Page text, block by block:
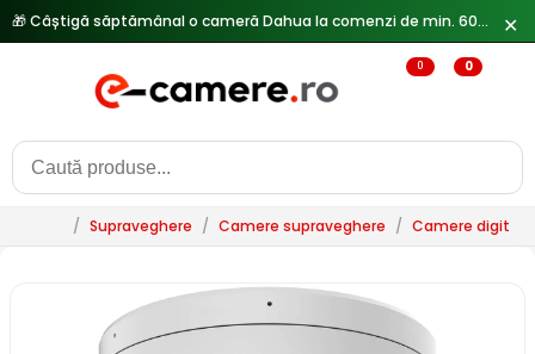
✕
0 0
/ Supraveghere / Camere supraveghere / Camere digitale